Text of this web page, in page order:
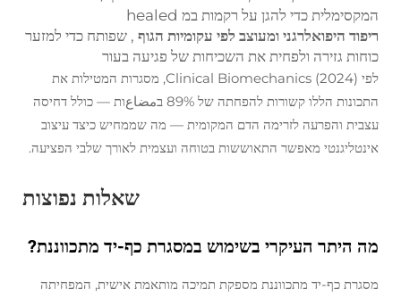
המקסימלית כדי להגן על רקמות במ healed
ריפוד היפואלרגני ומעוצב לפי עקומיות הגוף , שפותח כדי למזער
כוחות גזירה ולפחית את השכיחות של פגיעה בעור
לפי Clinical Biomechanics(2024), מסגרות המטילות את
התכונות הללו קשורות להפחתה של 89% בمضاعות — כולל דחיסה
עצבית והפרעה לזרימה הדם המקומית — מה שממחיש כיצד עיצוב
אינטליגנטי מאפשר התאוששות בטוחה ועצמית לאורך שלבי הפציעה.
שאלות נפוצות
מה היתר העיקרי בשימוש במסגרת כף-יד מתכווננת?
מסגרת כף-יד מתכווננת מספקת תמיכה מותאמת אישית, המפחיתה